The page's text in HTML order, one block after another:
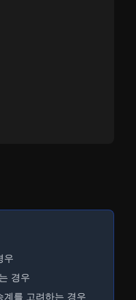
우
경우
계를 고려하는 경우